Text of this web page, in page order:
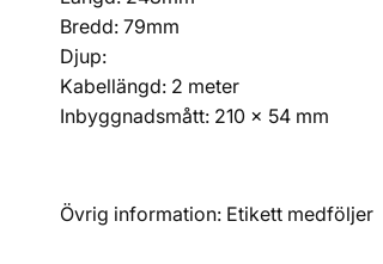
Bredd: 79mm
Djup:
Kabellängd: 2 meter
Inbyggnadsmått: 210 x 54 mm
Övrig information: Etikett medföljer